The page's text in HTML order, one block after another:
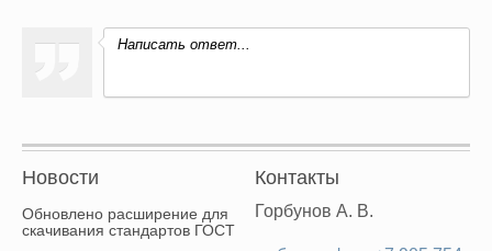
Написать ответ...
Новости
Обновлено расширение для
скачивания стандартов ГОСТ
Контакты
Горбунов А. В.